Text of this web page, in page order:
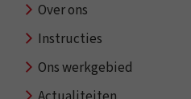
Over ons
Instructies
Ons werkgebied